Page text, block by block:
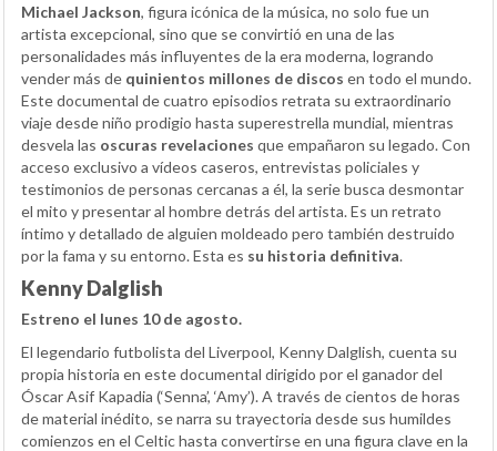
Michael Jackson, figura icónica de la música, no solo fue un
artista excepcional, sino que se convirtió en una de las
personalidades más influyentes de la era moderna, logrando
vender más de quinientos millones de discos en todo el mundo.
Este documental de cuatro episodios retrata su extraordinario
viaje desde niño prodigio hasta superestrella mundial, mientras
desvela las oscuras revelaciones que empañaron su legado. Con
acceso exclusivo a vídeos caseros, entrevistas policiales y
testimonios de personas cercanas a él, la serie busca desmontar
el mito y presentar al hombre detrás del artista. Es un retrato
íntimo y detallado de alguien moldeado pero también destruido
por la fama y su entorno. Esta es su historia definitiva.
Kenny Dalglish
Estreno el lunes 10 de agosto.
El legendario futbolista del Liverpool, Kenny Dalglish, cuenta su
propia historia en este documental dirigido por el ganador del
Óscar Asif Kapadia (‘Senna’, ‘Amy’). A través de cientos de horas
de material inédito, se narra su trayectoria desde sus humildes
comienzos en el Celtic hasta convertirse en una figura clave en la